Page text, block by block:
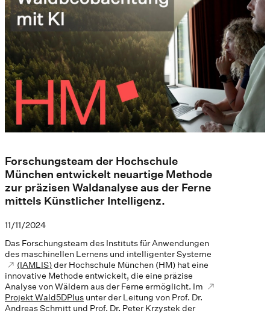
Forschungsteam der Hochschule
München entwickelt neuartige Methode
zur präzisen Waldanalyse aus der Ferne
mittels Künstlicher Intelligenz.
11/11/2024
Das Forschungsteam des Instituts für Anwendungen
des maschinellen Lernens und intelligenter Systeme
(IAMLIS)der Hochschule München (HM) hat eine
innovative Methode entwickelt, die eine präzise
Analyse von Wäldern aus der Ferne ermöglicht. Im
Projekt Wald5DPlus unter der Leitung von Prof. Dr.
Andreas Schmitt und Prof. Dr. Peter Krzystek der